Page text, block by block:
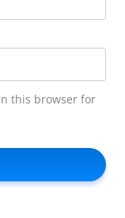
this browser for